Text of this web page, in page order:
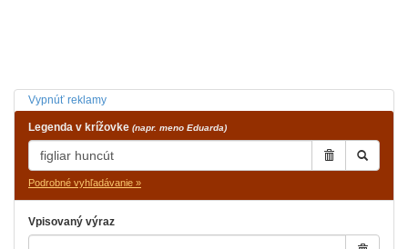
Vypnúť reklamy
Legenda v krížovke (napr. meno Eduarda)
Podrobné vyhľadávanie »
Vpisovaný výraz